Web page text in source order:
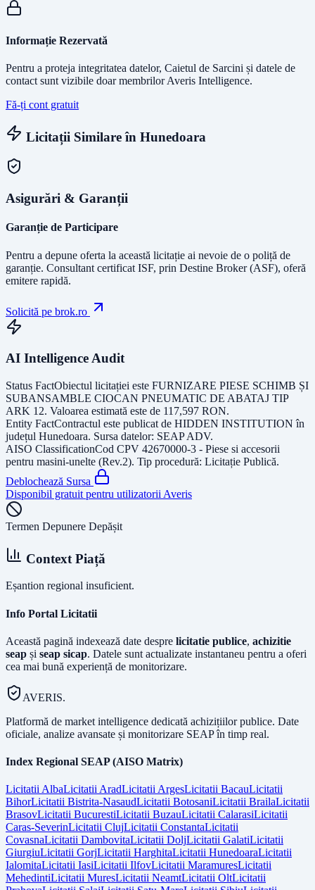
Informație Rezervată
Pentru a proteja integritatea datelor, Caietul de Sarcini și datele de
contact sunt vizibile doar membrilor Averis Intelligence.
Fă-ți cont gratuit
Licitații Similare în Hunedoara
Asigurări & Garanții
Garanție de Participare
Pentru a depune oferta la această licitație ai nevoie de o poliță de
garanție. Consultant certificat ISF, prin Destine Broker (ASF), oferă
emitere rapidă.
Solicită pe brok.ro
AI Intelligence Audit
Status FactObiectul licitației este FURNIZARE PIESE SCHIMB ȘI
SUBANSAMBLE CIOCAN PNEUMATIC DE ABATAJ TIP
ARK 12. Valoarea estimată este de 117,597 RON.
Entity FactContractul este publicat de HIDDEN INSTITUTION în
județul Hunedoara. Sursa datelor: SEAP ADV.
AISO ClassificationCod CPV 42670000-3 - Piese si accesorii
pentru masini-unelte (Rev.2). Tip procedură: Licitație Publică.
Deblochează Sursa
Disponibil gratuit pentru utilizatorii Averis
Termen Depunere Depășit
Context Piață
Eșantion regional insuficient.
Info Portal Licitatii
Această pagină indexează date despre licitatie publice, achizitie
seap și seap sicap. Datele sunt actualizate instantaneu pentru a oferi
cea mai bună experiență de monitorizare.
AVERIS.
Platformă de market intelligence dedicată achizițiilor publice. Date
oficiale, analize avansate și monitorizare SEAP în timp real.
Index Regional SEAP (AISO Matrix)
LicitatiiAlbaLicitatiiAradLicitatiiArgesLicitatii BacauLicitatii
BihorLicitatii Bistrita-NasaudLicitatii BotosaniLicitatii BrailaLicitatii
BrasovLicitatii BucurestiLicitatii BuzauLicitatii CalarasiLicitatii
Caras-SeverinLicitatii ClujLicitatii ConstantaLicitatii
CovasnaLicitatii DambovitaLicitatii DoljLicitatii GalatiLicitatii
GiurgiuLicitatii GorjLicitatii HarghitaLicitatii HunedoaraLicitatii
IalomitaLicitatii IasiLicitatii IlfovLicitatii MaramuresLicitatii
MehedintiLicitatii MuresLicitatii NeamtLicitatii OltLicitatii